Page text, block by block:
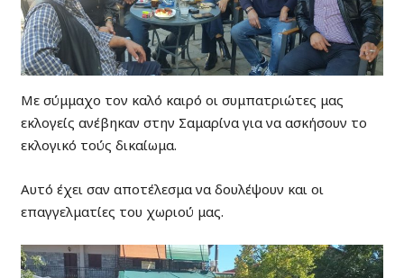
Με σύμμαχο τον καλό καιρό οι συμπατριώτες μας
εκλογείς ανέβηκαν στην Σαμαρίνα για να ασκήσουν το
εκλογικό τούς δικαίωμα.
Αυτό έχει σαν αποτέλεσμα να δουλέψουν και οι
επαγγελματίες του χωριού μας.